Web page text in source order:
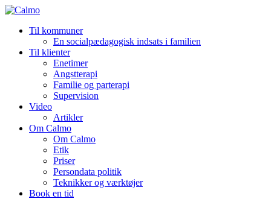
Til kommuner
En socialpædagogisk indsats i familien
Til klienter
Enetimer
Angstterapi
Familie og parterapi
Supervision
Video
Artikler
Om Calmo
Om Calmo
Etik
Priser
Persondata politik
Teknikker og værktøjer
Book en tid